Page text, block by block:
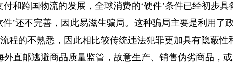
跨国物流的发展，全球消费的‘硬件’条件已经初步具
’还不完善，因此易滋生骗局。这种骗局主要是利用了
程的不熟悉，因此相比较传统违法犯罪更加具有隐蔽性
直邮逃避商品质量监管，故意生产、销售伪劣商品，